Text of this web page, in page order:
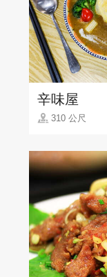
辛味屋
310 公尺